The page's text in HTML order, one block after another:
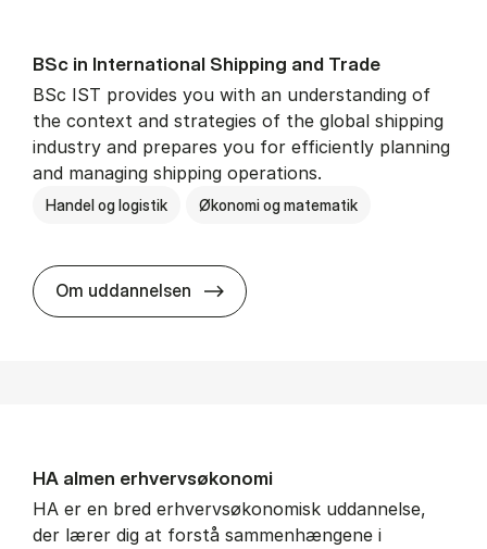
BSc in In­ter­na­tion­al Ship­ping and Trade
BSc IST provides you with an understanding of
the context and strategies of the global shipping
industry and prepares you for efficiently planning
and managing shipping operations.
Handel og logistik Økonomi og matematik
Om uddannelsen BSc in In­ter­na­tion­al Ship­ping
HA al­men erhvervs­økonomi
HA er en bred erhvervsøkonomisk uddannelse,
der lærer dig at forstå sammenhængene i